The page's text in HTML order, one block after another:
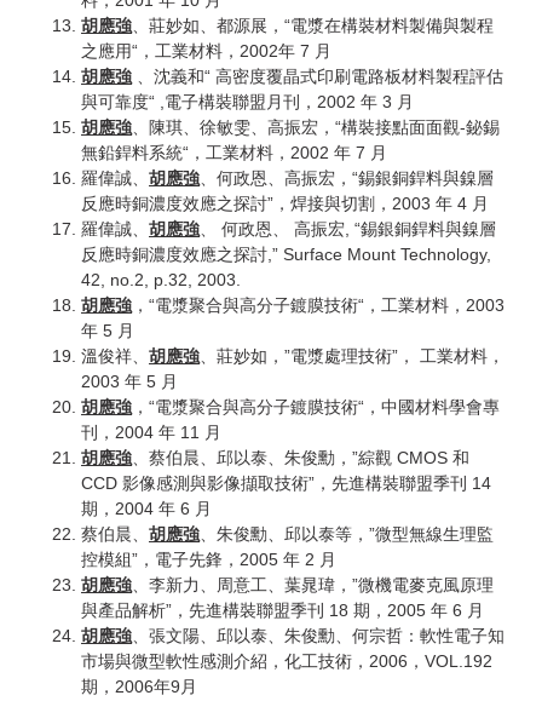
胡應強、莊妙如、都源展，“電漿在構裝材料製備與製程
之應用“，工業材料，2002年 7 月
胡應強 、沈義和“ 高密度覆晶式印刷電路板材料製程評估
與可靠度“ ,電子構裝聯盟月刊，2002 年 3 月
胡應強、陳琪、徐敏雯、高振宏，“構裝接點面面觀-鉍錫
無鉛銲料系統“，工業材料，2002 年 7 月
羅偉誠、 胡應強、何政恩、高振宏，“錫銀銅銲料與鎳層
反應時銅濃度效應之探討”，焊接與切割，2003 年 4 月
羅偉誠、 胡應強、 何政恩、 高振宏, “錫銀銅銲料與鎳層
反應時銅濃度效應之探討,” Surface Mount Technology,
42, no.2, p.32, 2003.
胡應強 ，“電漿聚合與高分子鍍膜技術“，工業材料，2003
年 5 月
溫俊祥、 胡應強、莊妙如，”電漿處理技術”， 工業材料，
2003 年 5 月
胡應強 ，“電漿聚合與高分子鍍膜技術“，中國材料學會專
刊，2004 年 11 月
胡應強、蔡伯晨、邱以泰、朱俊勳，”綜觀 CMOS 和
CCD 影像感測與影像擷取技術”，先進構裝聯盟季刊 14
期，2004 年 6 月
蔡伯晨、 胡應強、朱俊勳、邱以泰等，”微型無線生理監
控模組”，電子先鋒，2005 年 2 月
胡應強、李新力、周意工、葉晁瑋，”微機電麥克風原理
與產品解析”，先進構裝聯盟季刊 18 期，2005 年 6 月
胡應強、張文陽、邱以泰、朱俊勳、何宗哲：軟性電子知
市場與微型軟性感測介紹，化工技術，2006，VOL.192
期，2006年9月